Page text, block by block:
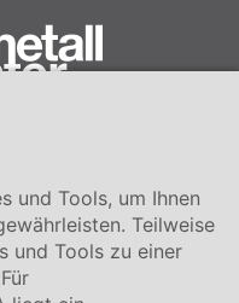
GmbH
und Tools, um Ihnen
Teilweise
und Tools zu einer